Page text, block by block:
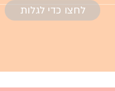
לחצו כדי לגלות